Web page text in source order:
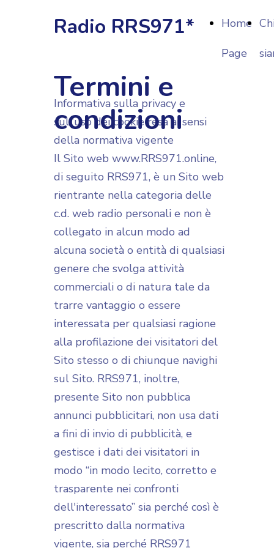
Home
Page
Radio RRS971*
Termini e
condizioni
Informativa sulla privacy e
sull’uso dei cookie resa ai sensi
della normativa vigente
Il Sito web www.RRS971.online,
di seguito RRS971, è un Sito web
rientrante nella categoria delle
c.d. web radio personali e non è
collegato in alcun modo ad
alcuna società o entità di qualsiasi
genere che svolga attività
commerciali o di natura tale da
trarre vantaggio o essere
interessata per qualsiasi ragione
alla profilazione dei visitatori del
Sito stesso o di chiunque navighi
sul Sito. RRS971, inoltre,
presente Sito non pubblica
annunci pubblicitari, non usa dati
a fini di invio di pubblicità, e
gestisce i dati dei visitatori in
modo “in modo lecito, corretto e
trasparente nei confronti
dell'interessato” sia perché così è
prescritto dalla normativa
vigente, sia perché RRS971